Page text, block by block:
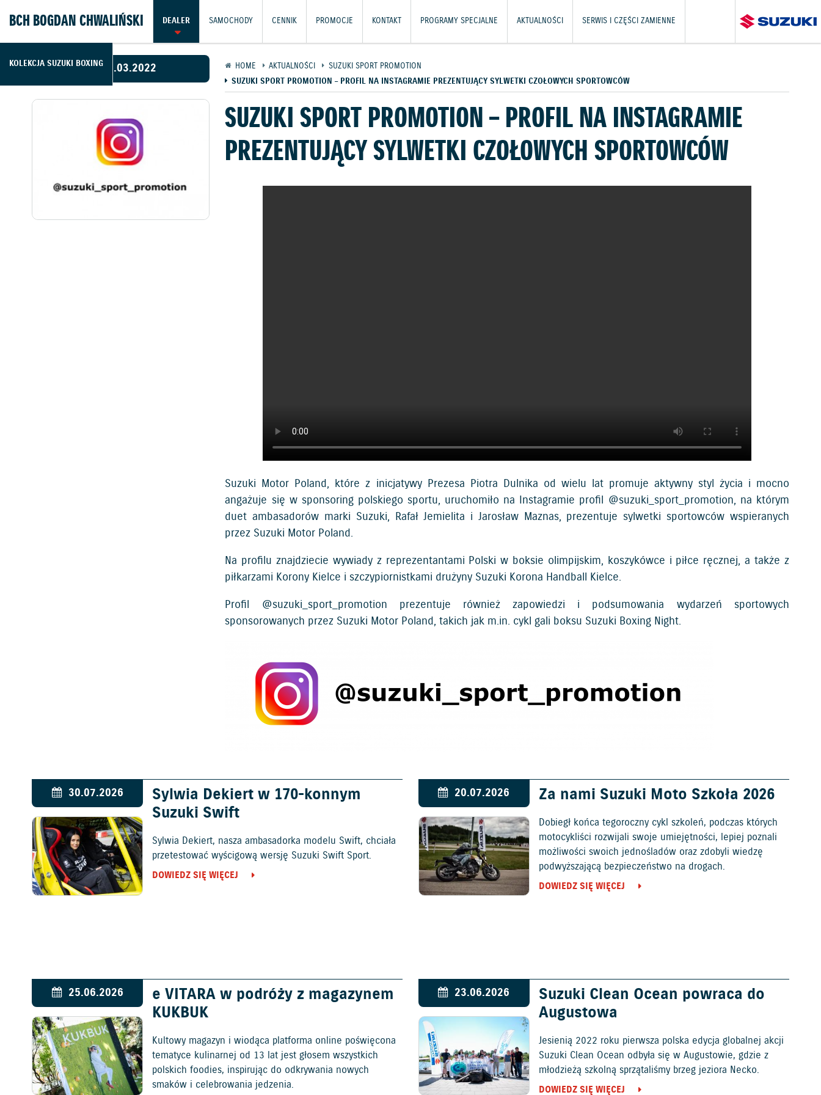
BCH BOGDAN CHWALIŃSKI DEALER SAMOCHODY CENNIK PROMOCJE KONTAKT PROGRAMY SPECJALNE AKTUALNOŚCI SERWIS I CZĘŚCI ZAMIENNE
KOLEKCJA SUZUKI BOXING28.03.2022 HOME AKTUALNOŚCI
SUZUKI SPORT PROMOTION
SUZUKI SPORT PROMOTION – PROFIL NA INSTAGRAMIE PREZENTUJĄCY SYLWETKI CZOŁOWYCH SPORTOWCÓW
SUZUKI SPORT PROMOTION – PROFIL NA INSTAGRAMIE
PREZENTUJĄCY SYLWETKI CZOŁOWYCH SPORTOWCÓW
Suzuki Motor Poland, które z inicjatywy Prezesa Piotra Dulnika od wielu lat promuje aktywny styl życia i mocno
angażuje się w sponsoring polskiego sportu, uruchomiło na Instagramie profil @suzuki_sport_promotion, na którym
duet ambasadorów marki Suzuki, Rafał Jemielita i Jarosław Maznas, prezentuje sylwetki sportowców wspieranych
przez Suzuki Motor Poland.
Na profilu znajdziecie wywiady z reprezentantami Polski w boksie olimpijskim, koszykówce i piłce ręcznej, a także z
piłkarzami Korony Kielce i szczypiornistkami drużyny Suzuki Korona Handball Kielce.
Profil @suzuki_sport_promotion prezentuje również zapowiedzi i podsumowania wydarzeń sportowych
sponsorowanych przez Suzuki Motor Poland, takich jak m.in. cykl gali boksu Suzuki Boxing Night.
30.07.2026
Sylwia Dekiert w 170-konnym
Suzuki Swift
Sylwia Dekiert, nasza ambasadorka modelu Swift, chciała
przetestować wyścigową wersję Suzuki Swift Sport.
DOWIEDZ SIĘ WIĘCEJ
20.07.2026 Za nami Suzuki Moto Szkoła 2026
Dobiegł końca tegoroczny cykl szkoleń, podczas których
motocykliści rozwijali swoje umiejętności, lepiej poznali
możliwości swoich jednośladów oraz zdobyli wiedzę
podwyższającą bezpieczeństwo na drogach.
DOWIEDZ SIĘ WIĘCEJ
25.06.2026
e VITARA w podróży z magazynem
KUKBUK
Kultowy magazyn i wiodąca platforma online poświęcona
tematyce kulinarnej od 13 lat jest głosem wszystkich
polskich foodies, inspirując do odkrywania nowych
smaków i celebrowania jedzenia.
23.06.2026
Suzuki Clean Ocean powraca do
Augustowa
Jesienią 2022 roku pierwsza polska edycja globalnej akcji
Suzuki Clean Ocean odbyła się w Augustowie, gdzie z
młodzieżą szkolną sprzątaliśmy brzeg jeziora Necko.
DOWIEDZ SIĘ WIĘCEJ